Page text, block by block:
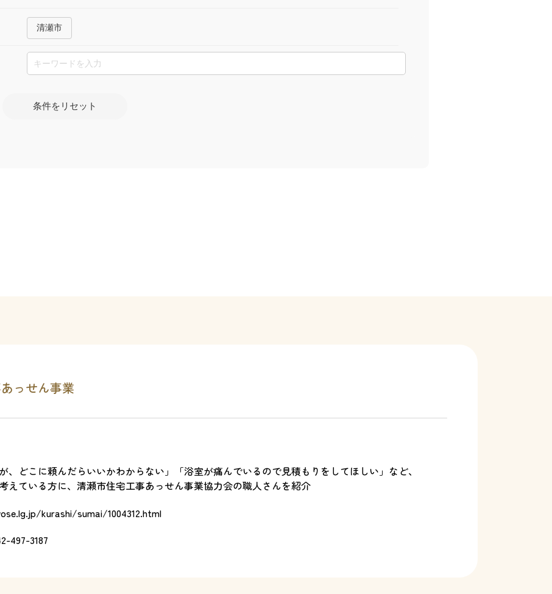
清瀬市
条件をリセット
っせん事業
、どこに頼んだらいいかわからない」「浴室が痛んでいるので見積もりをしてほしい」など、
えている方に、清瀬市住宅工事あっせん事業協力会の職人さんを紹介
kurashi/sumai/1004312.html
497-3187